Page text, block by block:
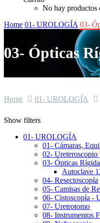
No hay productos
Home 01- UROLOGÍA 03-
03- Ópticas
Home 01- UROLOGÍA
Show filters
01- UROLOGÍA
01- Cámaras,
02-
03- Ópticas
Autoclave
04- Resectoscopía
05- Camisas de
06- Cistoscopía -
07- Uretrotomo
08- Instrumentos